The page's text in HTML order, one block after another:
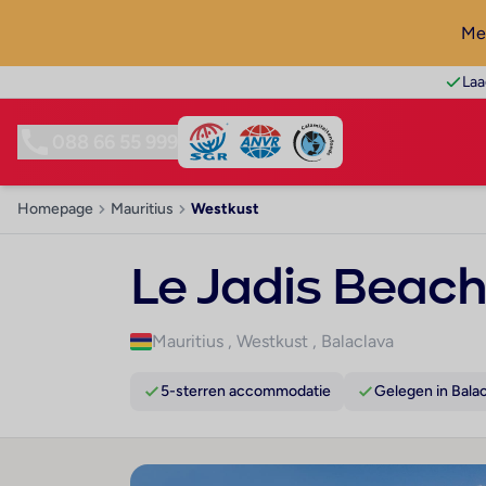
Homepage Mauritius Westkust
Le Jadis
Mauritius , Westkust , Balaclava
5-sterren accommodatie Gelegen in